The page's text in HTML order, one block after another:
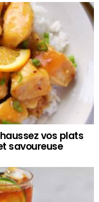
vos plats
savoureuse